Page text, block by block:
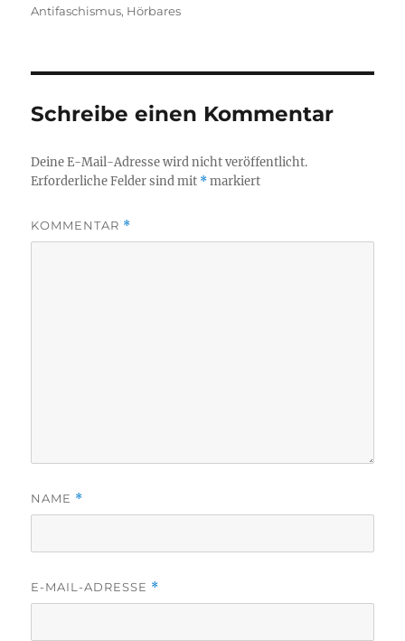
am
Antifaschismus, Hörbares
Schreibe einen Kommentar
Deine E-Mail-Adresse wird nicht veröffentlicht.
Erforderliche Felder sind mit *markiert
KOMMENTAR *
NAME *
E-MAIL-ADRESSE *